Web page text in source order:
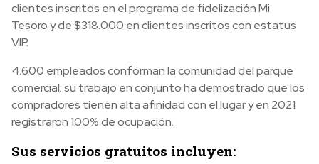
clientes inscritos en el programa de fidelización Mi
Tesoro y de $318.000 en clientes inscritos con estatus
VIP.
4.600 empleados conforman la comunidad del parque
comercial; su trabajo en conjunto ha demostrado que los
compradores tienen alta afinidad con el lugar y en 2021
registraron 100% de ocupación.
Sus servicios gratuitos incluyen: